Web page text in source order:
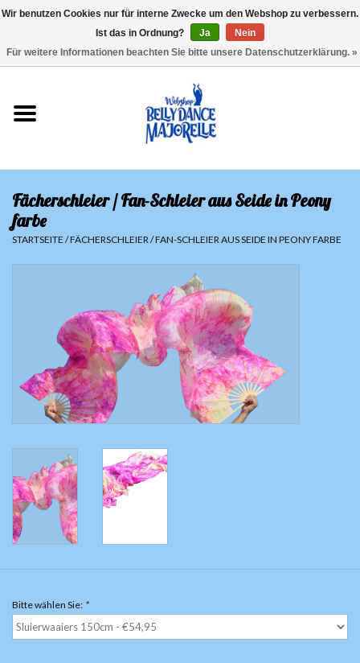
Sale
Sets
Oberteile
Bauchtanzkostüme
Tribal dance
Catsuits / Saidi & Hagalla
Schmuck
Fächerschleier / Fan-Schleier aus Seide in Peony
farbe
STARTSEITE /FÄCHERSCHLEIER / FAN-SCHLEIER AUS SEIDE IN PEONY FARBE
Bitte wählen Sie: *
Wir benutzen Cookies nur für interne Zwecke um den Webshop zu verbessern.
Ist das in Ordnung?
Ja
Nein
Für weitere Informationen beachten Sie bitte unsere Datenschutzerklärung. »